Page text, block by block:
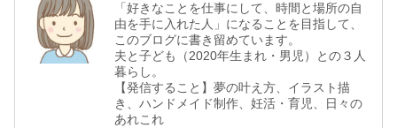
「好きなことを仕事にして、時間と場所の自
由を手に入れた人」になることを目指して、
このブログに書き留めています。
夫と子ども（2020年生まれ・男児）との３人
暮らし。
【発信すること】夢の叶え方、イラスト描
き、ハンドメイド制作、妊活・育児、日々の
あれこれ